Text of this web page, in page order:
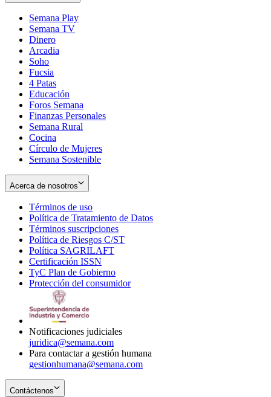
Semana Play
Semana TV
Dinero
Arcadia
Soho
in
new
window
Fucsia
in
new
window
4 Patas
Educación
Foros Semana
Finanzas Personales
Semana Rural
Cocina
Círculo de Mujeres
Semana Sostenible
Acerca de nosotros
Términos de uso
in
new
window
Política de Tratamiento de Datos
Términos suscripciones
in
Política de Riesgos C/ST
Política SAGRILAFT
new
window
Certificación ISSN
in
new
TyC Plan de Gobierno
in
Protección del consumidorOpens
Notificaciones judiciales
juridica@semana.com
Para contactar a gestión humana
gestionhumana@semana.com
Contáctenos